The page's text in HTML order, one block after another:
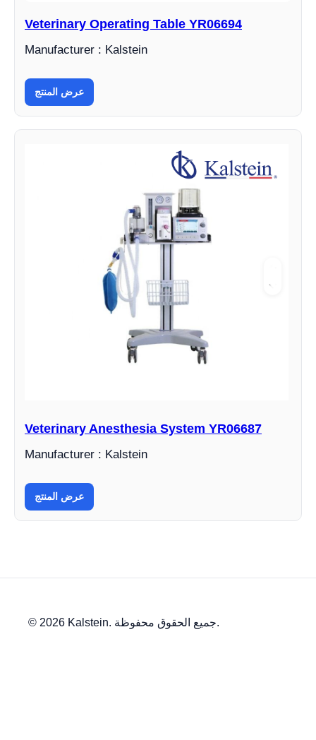
Veterinary Operating Table YR06694
Manufacturer : Kalstein
عرض المنتج
Veterinary Anesthesia System YR06687
Manufacturer : Kalstein
عرض المنتج
© 2026 Kalstein. جميع الحقوق محفوظة.